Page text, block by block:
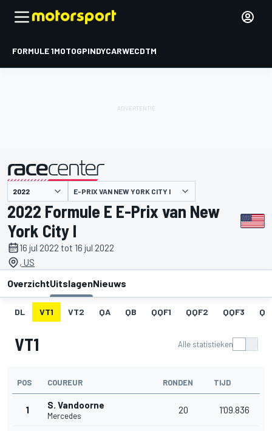
FORMULE 1MOTOGPINDYCARWECDTM
gepresenteerd door E-PRIX VAN NEW YORK CITY I
2022 Formule E E-Prix van New
York City I
16 jul 2022 tot 16 jul 2022
, US
OverzichtUitslagenNieuws
DL VT1 VT2 QA QB QQF1 QQF2 QQF3
VT1 Alle statistieken
POS COUREUR RONDEN TIJD
1 S. Vandoorne
Mercedes
20 1'09.836